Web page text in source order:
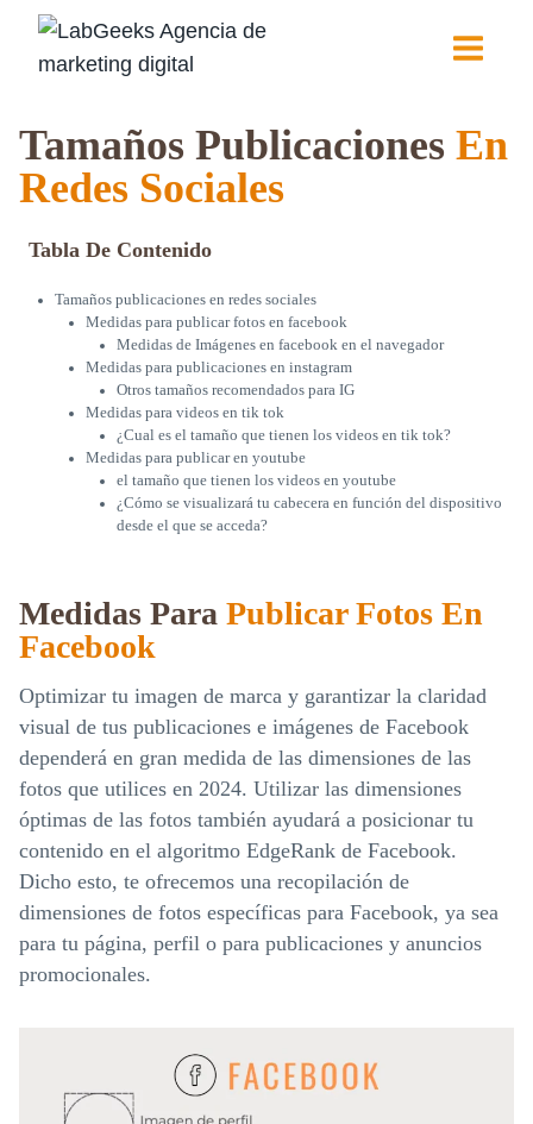
Saltar
Tamaños Publicaciones En
Redes Sociales
Tabla De Contenido
Tamaños publicaciones en redes sociales
Medidas para publicar fotos en facebook
Medidas de Imágenes en facebook en el navegador
Medidas para publicaciones en instagram
Otros tamaños recomendados para IG
Medidas para videos en tik tok
¿Cual es el tamaño que tienen los videos en tik tok?
Medidas para publicar en youtube
el tamaño que tienen los videos en youtube
¿Cómo se visualizará tu cabecera en función del dispositivo
desde el que se acceda?
Medidas Para Publicar Fotos En
Facebook
Optimizar tu imagen de marca y garantizar la claridad
visual de tus publicaciones e imágenes de Facebook
dependerá en gran medida de las dimensiones de las
fotos que utilices en 2024. Utilizar las dimensiones
óptimas de las fotos también ayudará a posicionar tu
contenido en el algoritmo EdgeRank de Facebook.
Dicho esto, te ofrecemos una recopilación de
dimensiones de fotos específicas para Facebook, ya sea
para tu página, perfil o para publicaciones y anuncios
promocionales.